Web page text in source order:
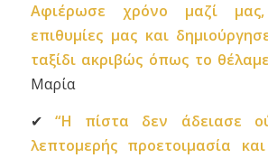
Αφιέρωσε χρόνο μαζί
επιθυμίες μας και
ταξίδι ακριβώς όπως το
Μαρία
✔ “Η πίστα δεν άδειασε
λεπτομερής προετοιμασία